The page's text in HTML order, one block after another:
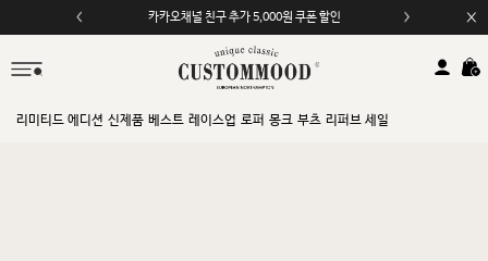
모바일 앱 자동 2,000원 할인
리미티드 에디션 신제품 베스트 레이스업 로퍼 몽크 부츠 리퍼브 세일